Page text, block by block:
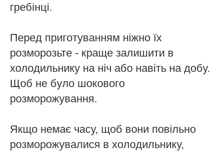
гребінці.
Перед приготуванням ніжно їх
розморозьте - краще залишити в
холодильнику на ніч або навіть на добу.
Щоб не було шокового
розморожування.
Якщо немає часу, щоб вони повільно
розморожувалися в холодильнику,